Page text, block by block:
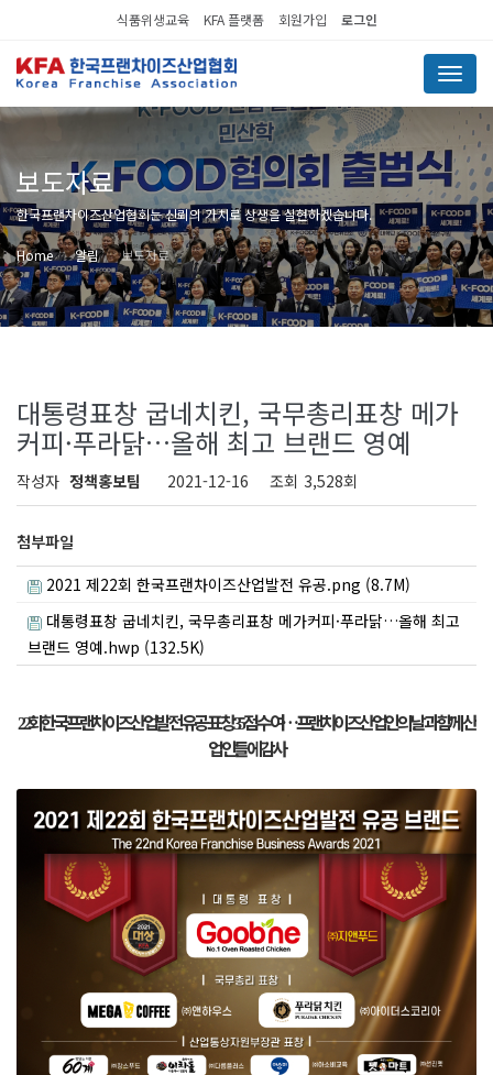
식품위생교육 KFA 플랫폼 회원가입 로그인
Menu
보도자료
한국프랜차이즈산업협회는 신뢰의 가치로 상생을 실현하겠습니다.
Home 알림 보도자료
대통령표창 굽네치킨, 국무총리표창 메가
커피·푸라닭…올해 최고 브랜드 영예
작성자 정책홍보팀 2021-12-16 조회 3,528회
첨부파일
2021 제22회 한국프랜차이즈산업발전 유공.png (8.7M)
대통령표창 굽네치킨, 국무총리표창 메가커피·푸라닭…올해 최고
브랜드 영예.hwp (132.5K)
22회 한국프랜차이즈산업발전 유공 표창35점 수여…프랜차이즈산업인의 날과 함께 산
업인들에 감사